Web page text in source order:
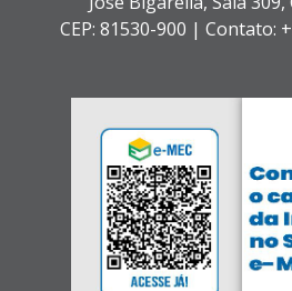
CEP: 81530-900 | Contato: